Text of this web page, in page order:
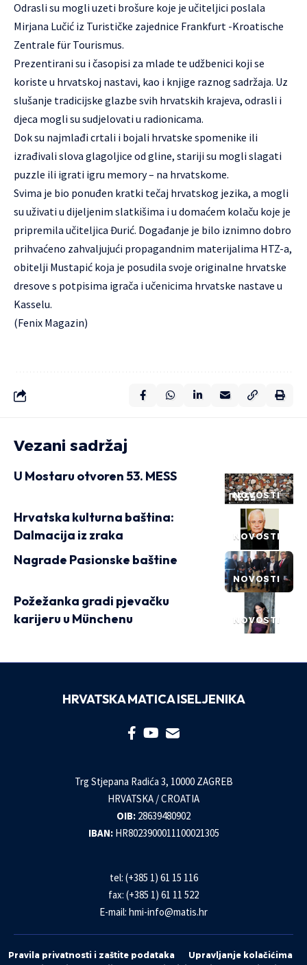
Odrasli su mogli uzeti brošure koje je učiteljici poslala
Mirjana Lučić iz Turističke zajednice Frankfurt -Kroatische
Zentrale für Tourismus.
Prezentirani su i časopisi za mlade te udžbenici koji se
koriste u hrvatskoj nastavi, kao i knjige raznog sadržaja. Uz
slušanje tradicijske glazbe svih hrvatskih krajeva, odrasli i
djeca mogli su sudjelovati u radionicama.
Dok su najmlađi crtali i bojali hrvatske spomenike ili
izrađivali slova glagoljice od gline, stariji su mogli slagati
puzzle ili igrati igru memory – na hrvatskome.
Svima je bio ponuđen kratki tečaj hrvatskog jezika, a mogli
su uživati u dijeljenim slatkišima i u domaćem kolaču koje je
pripremila učiteljica Đurić. Događanje je bilo iznimno dobro
prihvaćeno zahvaljujući propagandnim materijalima HTZ-a,
obitelji Mustapić koja je posudila svoje originalne hrvatske
dresove s potpisima igrača i učenicima hrvatske nastave u
Kasselu.
(Fenix Magazin)
Vezani sadržaj
NOVOSTI
U Mostaru otvoren 53. MESS
NOVOSTI
Hrvatska kulturna baština:
Dalmacija iz zraka
NOVOSTI
Nagrade Pasionske baštine
NOVOSTI
Požežanka gradi pjevačku
karijeru u Münchenu
HRVATSKA MATICA ISELJENIKA
Trg Stjepana Radića 3, 10000 ZAGREB
HRVATSKA / CROATIA
OIB: 28639480902
IBAN: HR8023900011100021305
tel: (+385 1) 61 15 116
fax: (+385 1) 61 11 522
E-mail: hmi-info@matis.hr
Pravila privatnosti i zaštite podataka
Upravljanje kolačićima